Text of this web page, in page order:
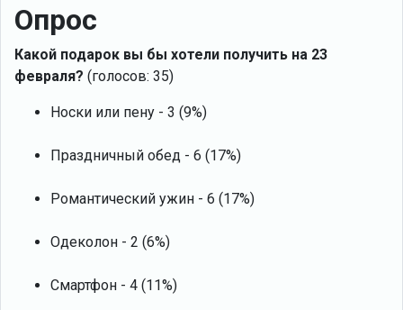
Опрос
Какой подарок вы бы хотели получить на 23
февраля? (голосов: 35)
Носки или пену - 3 (9%)
Праздничный обед - 6 (17%)
Романтический ужин - 6 (17%)
Одеколон - 2 (6%)
Смартфон - 4 (11%)